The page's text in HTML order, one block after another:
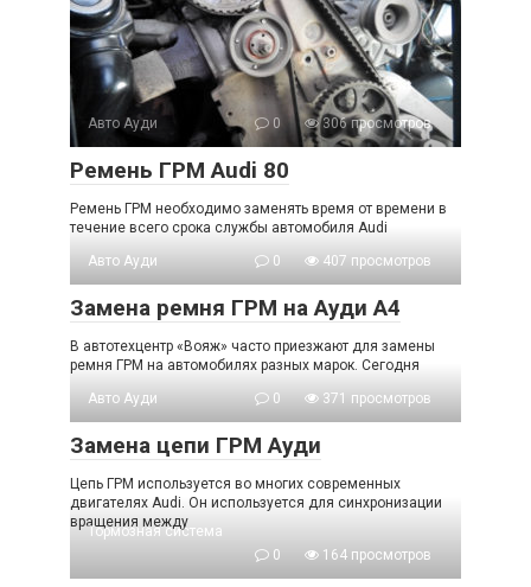
Авто Ауди 0 306 просмотров
Ремень ГРМ Audi 80
Ремень ГРМ необходимо заменять время от времени в
течение всего срока службы автомобиля Audi
Авто Ауди
0 407 просмотров
Замена ремня ГРМ на Aуди А4
В автотехцентр «Вояж» часто приезжают для замены
ремня ГРМ на автомобилях разных марок. Сегодня
Авто Ауди
0 371 просмотров
Замена цепи ГРМ Ауди
Цепь ГРМ используется во многих современных
двигателях Audi. Он используется для синхронизации
вращения между
Тормозная система
0
164 просмотров